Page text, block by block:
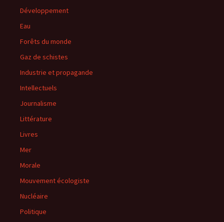
Développement
Eau
Forêts du monde
Gaz de schistes
Industrie et propagande
Intellectuels
Journalisme
Littérature
Livres
Mer
Morale
Mouvement écologiste
Nucléaire
Politique